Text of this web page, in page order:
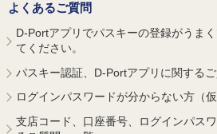
よくあるご質問
D-Portアプリでパスキーの登録がうま
てください。
パスキー認証、D-Portアプリに関する
ログインパスワードが分からない方（仮
支店コード、口座番号、ログインパス